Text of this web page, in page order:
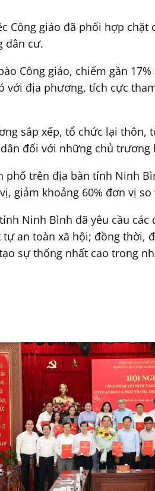
Công giáo đã phối hợp
dân cư.
Công giáo, chiếm gần
địa phương, tích cực
sắp xếp, tổ chức lại
đối với những chủ
trên địa bàn tỉnh Ninh
giảm khoảng 60% đơn vị
Ninh Bình đã yêu cầu
an toàn xã hội; đồng thời,
sự thống nhất cao trong